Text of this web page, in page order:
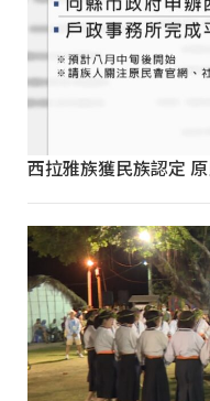
西拉雅族獲民族認定